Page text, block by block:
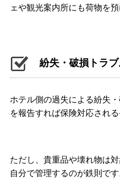
ェや観光案内所にも荷物を預
紛失・破損トラ
ホテル側の過失による紛失
を報告すれば保険対応される
ただし、貴重品や壊れ物は
自分で管理するのが鉄則です